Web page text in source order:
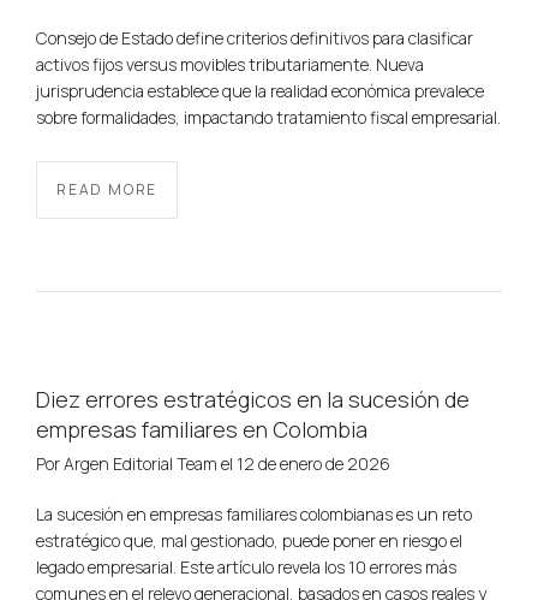
Consejo de Estado define criterios definitivos para clasificar
activos fijos versus movibles tributariamente. Nueva
jurisprudencia establece que la realidad económica prevalece
sobre formalidades, impactando tratamiento fiscal empresarial.
READ MORE
Diez errores estratégicos en la sucesión de
empresas familiares en Colombia
PorArgen Editorial Team el 12 de enero de 2026
La sucesión en empresas familiares colombianas es un reto
estratégico que, mal gestionado, puede poner en riesgo el
legado empresarial. Este artículo revela los 10 errores más
comunes en el relevo generacional, basados en casos reales y